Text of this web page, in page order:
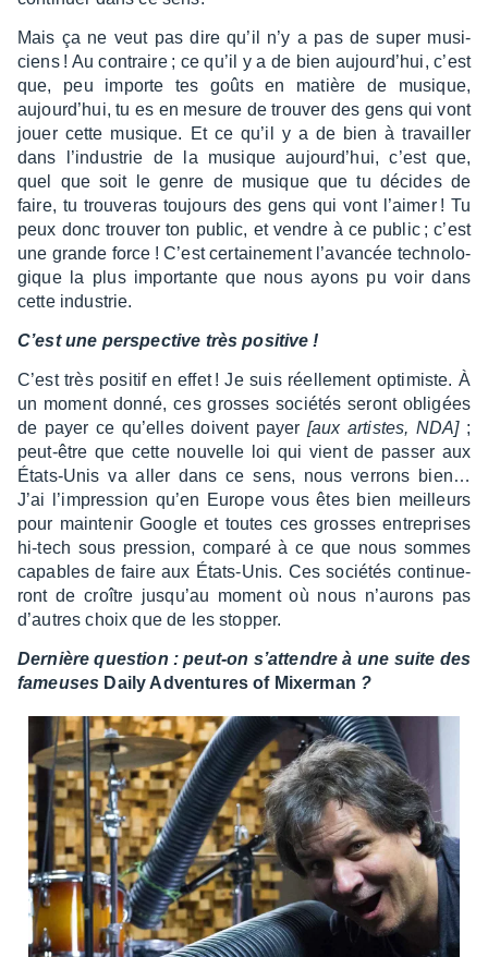
Mais ça ne veut pas dire qu’il n’y a pas de super musi­
ciens ! Au contraire ; ce qu’il y a de bien aujour­d’hui, c’est
que, peu importe tes goûts en matière de musique,
aujour­d’hui, tu es en mesure de trou­ver des gens qui vont
jouer cette musique. Et ce qu’il y a de bien à travailler
dans l’in­dus­trie de la musique aujour­d’hui, c’est que,
quel que soit le genre de musique que tu décides de
faire, tu trou­ve­ras toujours des gens qui vont l’ai­mer ! Tu
peux donc trou­ver ton public, et vendre à ce public ; c’est
une grande force ! C’est certai­ne­ment l’avan­cée tech­no­lo­
gique la plus impor­tante que nous ayons pu voir dans
cette indus­trie.
C’est une pers­pec­tive très posi­tive !
C’est très posi­tif en effet ! Je suis réel­le­ment opti­miste. À
un moment donné, ces grosses socié­tés seront obli­gées
de payer ce qu’elles doivent payer [aux artistes, NDA] ;
peut-être que cette nouvelle loi qui vient de passer aux
États-Unis va aller dans ce sens, nous verrons bien…
J’ai l’im­pres­sion qu’en Europe vous êtes bien meilleurs
pour main­te­nir Google et toutes ces grosses entre­prises
hi-tech sous pres­sion, comparé à ce que nous sommes
capables de faire aux États-Unis. Ces socié­tés conti­nue­
ront de croître jusqu’au moment où nous n’au­rons pas
d’autres choix que de les stop­per.
Dernière ques­tion : peut-on s’at­tendre à une suite des
fameuses Daily Adven­tures of Mixer­man ?